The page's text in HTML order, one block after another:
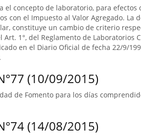
el concepto de laboratorio, para
con el Impuesto al Valor Agregado.
constituye un cambio de criterio
Art. 1°, del Reglamento de Laboratorios
en el Diario Oficial de fecha 22/9/
(10/09/2015)
de Fomento para los días
(14/08/2015)